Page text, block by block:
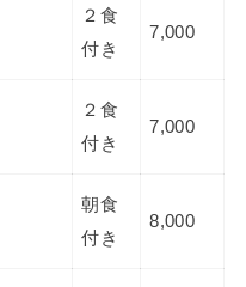
２食
付き
7,000
２食
付き
7,000
朝食
付き
8,000